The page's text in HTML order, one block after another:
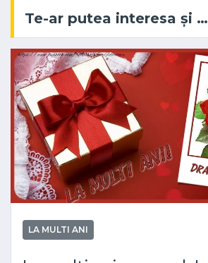
Te-ar putea interesa și …
LA MULTI ANI